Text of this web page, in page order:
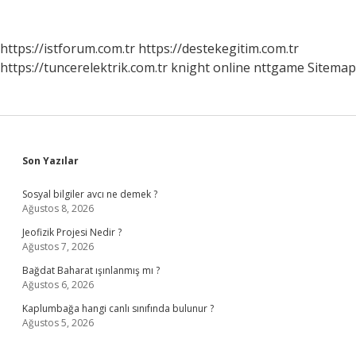
https://istforum.com.tr https://destekegitim.com.tr
https://tuncerelektrik.com.tr knight online nttgame Sitemap
Sidebar
Son Yazılar
Sosyal bilgiler avcı ne demek ?
Ağustos 8, 2026
Jeofizik Projesi Nedir ?
Ağustos 7, 2026
Bağdat Baharat ışınlanmış mı ?
Ağustos 6, 2026
Kaplumbağa hangi canlı sınıfında bulunur ?
Ağustos 5, 2026